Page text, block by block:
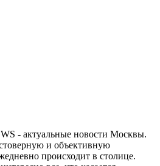
- актуальные новости Москвы.
и объективную
происходит в столице.